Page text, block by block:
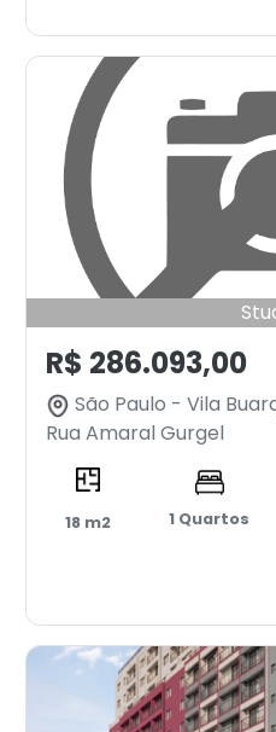
R$ 286.093,00
São Paulo - Vila
Rua Amaral Gurgel
18 m2 1 Quartos